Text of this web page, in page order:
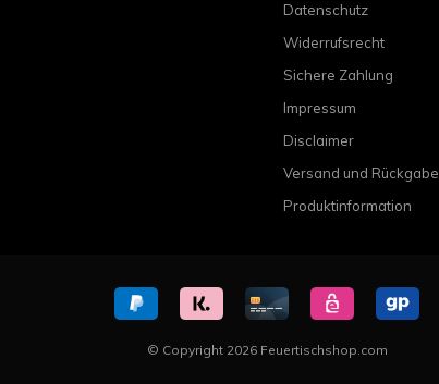
Datenschutz
Widerrufsrecht
Sichere Zahlung
Impressum
Disclaimer
Versand und Rückgabe
Produktinformation
© Copyright 2026 Feuertischshop.com